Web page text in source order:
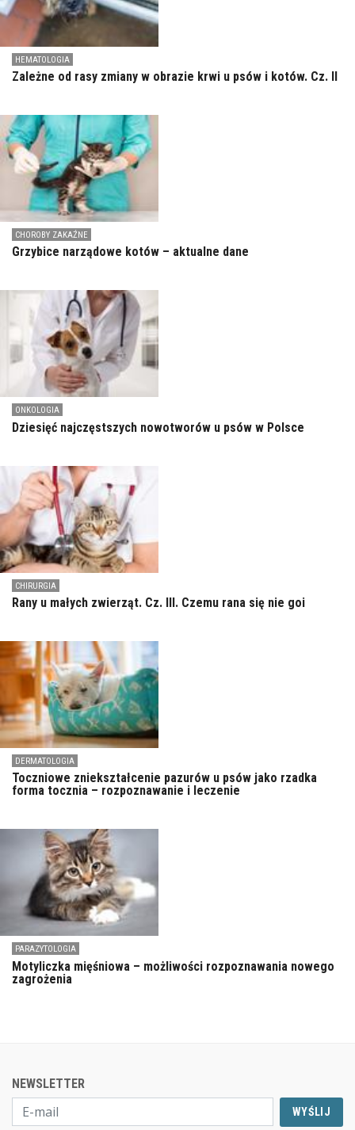
HEMATOLOGIA
Zależne od rasy zmiany w obrazie krwi u psów i kotów. Cz. II
CHOROBY ZAKAŹNE
Grzybice narządowe kotów – aktualne dane
ONKOLOGIA
Dziesięć najczęstszych nowotworów u psów w Polsce
CHIRURGIA
Rany u małych zwierząt. Cz. III. Czemu rana się nie goi
DERMATOLOGIA
Toczniowe zniekształcenie pazurów u psów jako rzadka
forma tocznia – rozpoznawanie i leczenie
PARAZYTOLOGIA
Motyliczka mięśniowa – możliwości rozpoznawania nowego
zagrożenia
NEWSLETTER
WYŚLIJ